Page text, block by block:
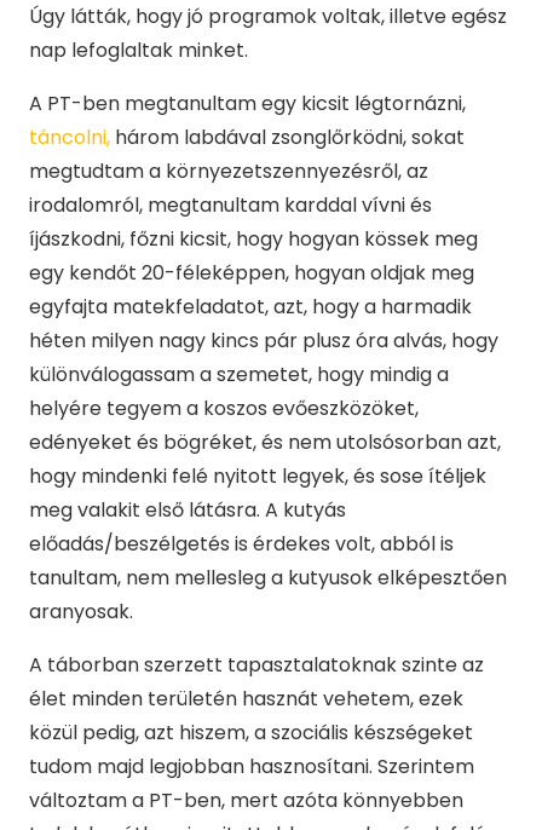
Úgy látták, hogy jó programok voltak, illetve egész
nap lefoglaltak minket.
A PT-ben megtanultam egy kicsit légtornázni,
táncolni, három labdával zsonglőrködni, sokat
megtudtam a környezetszennyezésről, az
irodalomról, megtanultam karddal vívni és
íjászkodni, főzni kicsit, hogy hogyan kössek meg
egy kendőt 20-féleképpen, hogyan oldjak meg
egyfajta matekfeladatot, azt, hogy a harmadik
héten milyen nagy kincs pár plusz óra alvás, hogy
különválogassam a szemetet, hogy mindig a
helyére tegyem a koszos evőeszközöket,
edényeket és bögréket, és nem utolsósorban azt,
hogy mindenki felé nyitott legyek, és sose ítéljek
meg valakit első látásra. A kutyás
előadás/beszélgetés is érdekes volt, abból is
tanultam, nem mellesleg a kutyusok elképesztően
aranyosak.
A táborban szerzett tapasztalatoknak szinte az
élet minden területén hasznát vehetem, ezek
közül pedig, azt hiszem, a szociális készségeket
tudom majd legjobban hasznosítani. Szerintem
változtam a PT-ben, mert azóta könnyebben